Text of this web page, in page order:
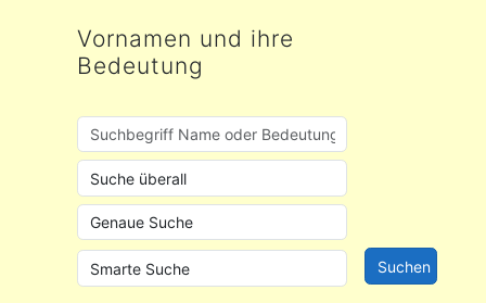
Vornamen und ihre
Bedeutung